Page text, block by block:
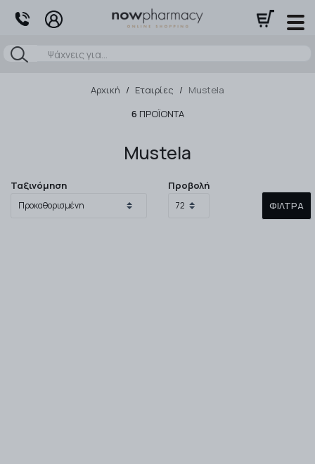
Αναζήτηση
Αρχική / Εταιρίες / Mustela
6 ΠΡΟΪΌΝΤΑ
Mustela
Ταξινόμηση
Προβολή
ΦΊΛΤΡΑ